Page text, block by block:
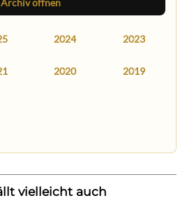
2024 2023
2020 2019
vielleicht auch